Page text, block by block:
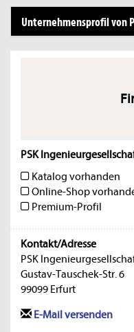
Unternehmensprofil von
PSK
Katalog vorhanden
Online-Shop
Premium-Profil
Kontakt/Adresse
PSK
Gustav-Tauschek-Str. 6
99099 Erfurt
E-Mail versenden